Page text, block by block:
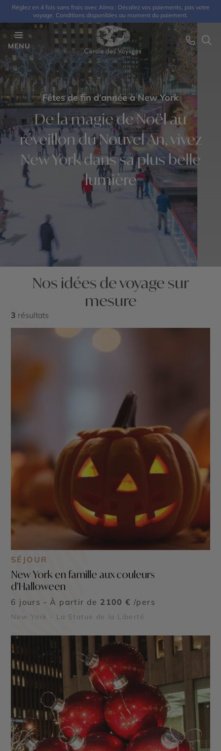
Réglez en 4 fois sans frais avec Alma : Décalez vos paiements, pas votre
voyage. Conditions disponibles au moment du paiement.
MENU
Fêtes de fin d’année à New York
De la magie de Noël au
réveillon du Nouvel An, vivez
New York dans sa plus belle
lumière
Nos idées de voyage sur
mesure
3 résultats
SÉJOUR
New York en famille aux couleurs
d’Halloween
6 jours - À partir de 2100 € /pers
New York - La Statue de la Liberté